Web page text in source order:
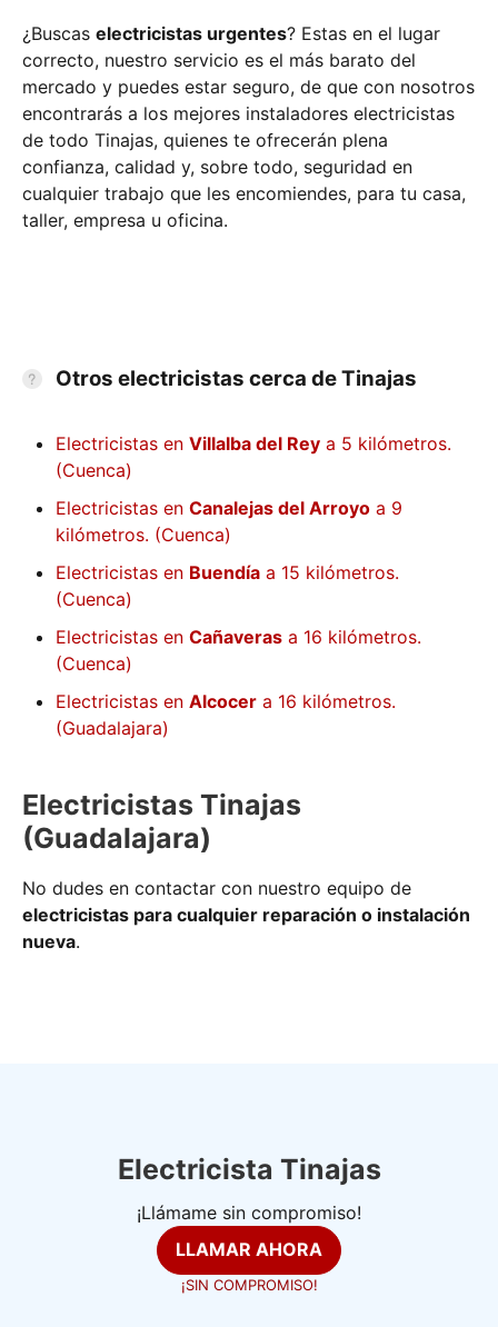
¿Buscas electricistas urgentes? Estas en el lugar
correcto, nuestro servicio es el más barato del
mercado y puedes estar seguro, de que con nosotros
encontrarás a los mejores instaladores electricistas
de todo Tinajas, quienes te ofrecerán plena
confianza, calidad y, sobre todo, seguridad en
cualquier trabajo que les encomiendes, para tu casa,
taller, empresa u oficina.
Otros electricistas cerca de Tinajas
Electricistas en Villalba del Rey a 5 kilómetros.
(Cuenca)
Electricistas en Canalejas del Arroyo a 9
kilómetros. (Cuenca)
Electricistas en Buendía a 15 kilómetros.
(Cuenca)
Electricistas en Cañaveras a 16 kilómetros.
(Cuenca)
Electricistas en Alcocer a 16 kilómetros.
(Guadalajara)
Electricistas Tinajas
(Guadalajara)
No dudes en contactar con nuestro equipo de
electricistas para cualquier reparación o instalación
nueva.
Electricista Tinajas
¡Llámame sin compromiso!
LLAMAR AHORA
¡SIN COMPROMISO!